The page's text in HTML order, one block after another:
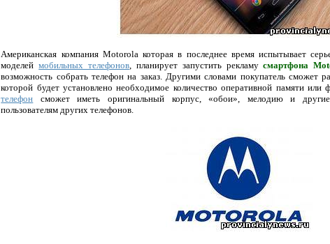
Американская компания Motorola которая в последнее время испытывает
моделеймобильных телефонов , планирует запустить рекламусмартфона
возможность собрать телефон на заказ. Другими словами покупатель сможет
которой будет установлено необходимое количество оперативной памяти
телефон сможет иметь оригинальный корпус, «обои», мелодию и
пользователям других телефонов.